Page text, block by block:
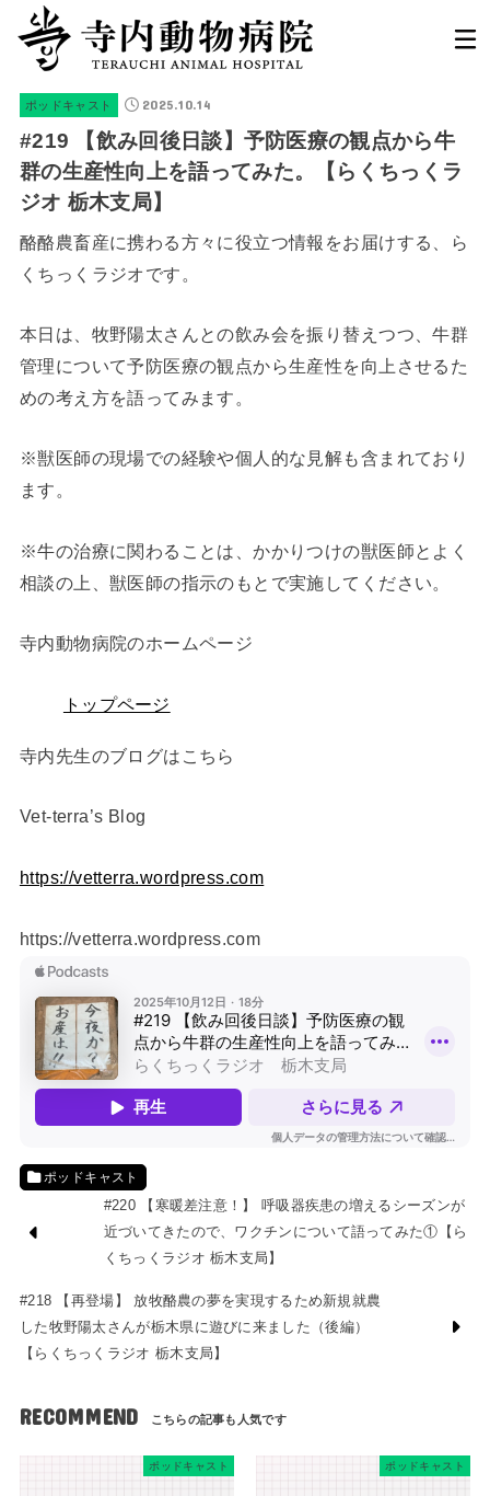
ポッドキャスト 2025.10.14
#219 【飲み回後日談】予防医療の観点から牛
群の生産性向上を語ってみた。【らくちっくラ
ジオ 栃木支局】
酪酪農畜産に携わる方々に役立つ情報をお届けする、ら
くちっくラジオです。
本日は、牧野陽太さんとの飲み会を振り替えつつ、牛群
管理について予防医療の観点から生産性を向上させるた
めの考え方を語ってみます。
※獣医師の現場での経験や個人的な見解も含まれており
ます。
※牛の治療に関わることは、かかりつけの獣医師とよく
相談の上、獣医師の指示のもとで実施してください。
寺内動物病院のホームページ
トップページ
寺内先生のブログはこちら
Vet-terra’s Blog ⁠
https://vetterra.wordpress.com
https://vetterra.wordpress.com
ポッドキャスト
#220 【寒暖差注意！】 呼吸器疾患の増えるシーズンが
近づいてきたので、ワクチンについて語ってみた①【ら
くちっくラジオ 栃木支局】
#218 【再登場】 放牧酪農の夢を実現するため新規就農
した牧野陽太さんが栃木県に遊びに来ました（後編）
【らくちっくラジオ 栃木支局】
RECOMMEND
ポッドキャスト ポッドキャスト